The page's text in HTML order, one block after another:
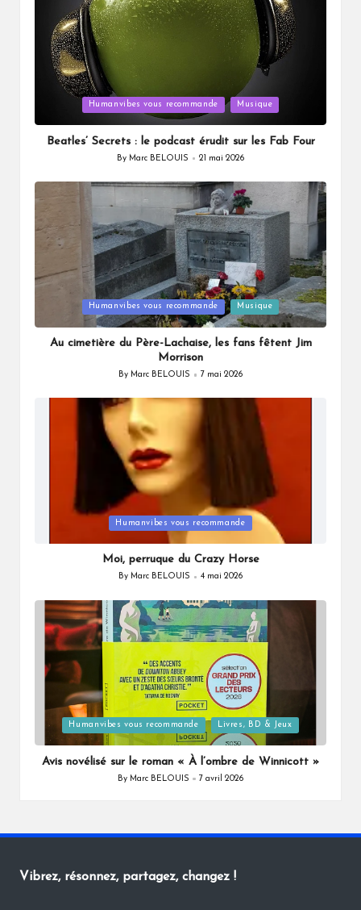
Humanvibes vous recommande Musique
Beatles’ Secrets : le podcast érudit sur les Fab Four
Posted
By Marc BELOUIS 21 mai 2026
Humanvibes vous recommande Musique
Au cimetière du Père-Lachaise, les fans fêtent Jim
Morrison
Posted
By Marc BELOUIS 7 mai 2026
Humanvibes vous recommande
Moi, perruque du Crazy Horse
Posted
By Marc BELOUIS 4 mai 2026
Posted
in
Humanvibes vous recommande Livres, BD & Jeux
Avis novélisé sur le roman « À l’ombre de Winnicott »
Posted
By Marc BELOUIS 7 avril 2026
Vibrez, résonnez, partagez, changez !